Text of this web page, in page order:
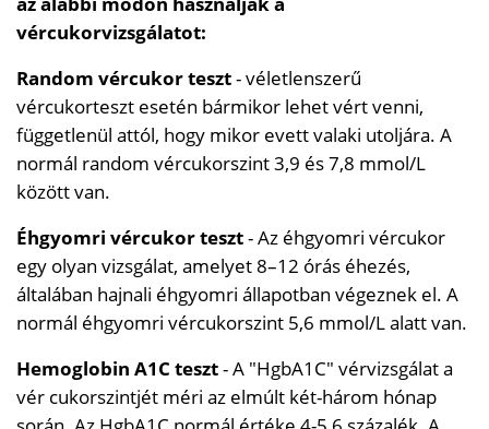
vércukorvizsgálatot:
Random vércukor teszt- véletlenszerű
vércukorteszt esetén bármikor lehet vért venni,
függetlenül attól, hogy mikor evett valaki utoljára. A
normál random vércukorszint 3,9 és 7,8 mmol/L
között van.
Éhgyomri vércukor teszt- Az éhgyomri vércukor
egy olyan vizsgálat, amelyet 8–12 órás éhezés,
általában hajnali éhgyomri állapotban végeznek el. A
normál éhgyomri vércukorszint 5,6 mmol/L alatt van.
Hemoglobin A1C teszt- A "HgbA1C" vérvizsgálat a
vér cukorszintjét méri az elmúlt két-három hónap